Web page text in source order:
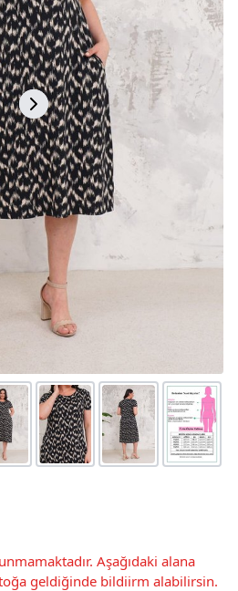
Aşağıdaki alana
geldiğinde bildiirm alabilirsin.